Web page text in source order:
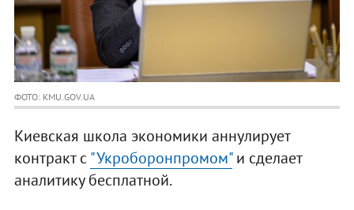
ФОТО: KMU.GOV.UA
Киевская школа экономики аннулирует
контракт с"Укроборонпромом"и сделает
аналитику бесплатной.